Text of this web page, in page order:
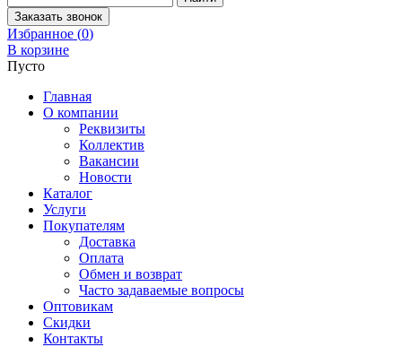
Избранное (0)
В корзине
Пусто
Главная
О компании
Реквизиты
Коллектив
Вакансии
Новости
Каталог
Услуги
Покупателям
Доставка
Оплата
Обмен и возврат
Часто задаваемые вопросы
Оптовикам
Скидки
Контакты